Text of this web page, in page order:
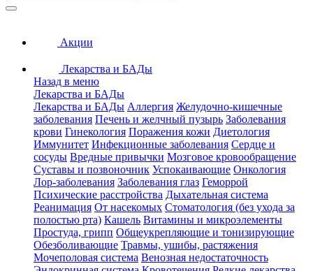
Акции
Лекарства и БАДы
Назад в меню
Лекарства и БАДы
Лекарства и БАДы Аллергия Желудочно-кишечные
заболевания Печень и желчный пузырь Заболевания
крови Гинекология Поражения кожи Диетология
Иммунитет Инфекционные заболевания Сердце и
сосуды Вредные привычки Мозговое кровообращение
Суставы и позвоночник Успокаивающие Онкология
Лор-заболевания Заболевания глаз Геморрой
Психические расстройства Дыхательная система
Реанимация От насекомых Стоматология (без ухода за
полостью рта) Кашель Витамины и микроэлементы
Простуда, грипп Общеукрепляющие и тонизирующие
Обезболивающие Травмы, ушибы, растяжения
Мочеполовая система Венозная недостаточность